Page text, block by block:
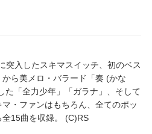
突入したスキマスイッチ、初のベス
ら美メロ・バラード「奏 (かな
た「全力少年」「ガラナ」、そして
マ・ファンはもちろん、全てのポッ
15曲を収録。 (C)RS